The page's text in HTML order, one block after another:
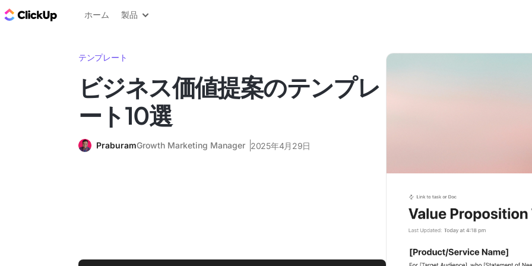
ClickUp ブログ
ホーム 製品
テンプレート
ビジネス価値提案のテンプレ
ート10選
PraburamGrowth Marketing Manager 2025年4月29日